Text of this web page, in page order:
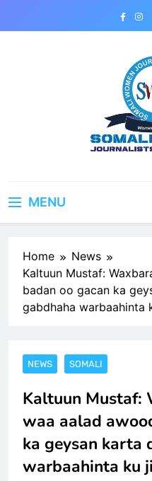
MENU
Home
News
Kaltuun Mustaf:
badan oo gacan ka
gabdhaha warbaahinta
NEWS SOMALI
Kaltuun Mustaf:
waa aalad
ka geysan karta
warbaahinta ku